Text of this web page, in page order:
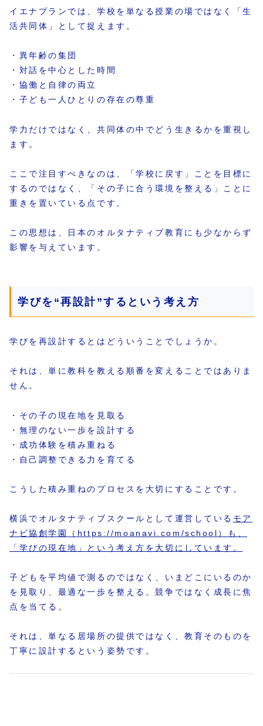
イエナプランでは、学校を単なる授業の場ではなく「生
活共同体」として捉えます。
・異年齢の集団
・対話を中心とした時間
・協働と自律の両立
・子ども一人ひとりの存在の尊重
学力だけではなく、共同体の中でどう生きるかを重視し
ます。
ここで注目すべきなのは、「学校に戻す」ことを目標に
するのではなく、「その子に合う環境を整える」ことに
重きを置いている点です。
この思想は、日本のオルタナティブ教育にも少なからず
影響を与えています。
学びを“再設計”するという考え方
学びを再設計するとはどういうことでしょうか。
それは、単に教科を教える順番を変えることではありま
せん。
・その子の現在地を見取る
・無理のない一歩を設計する
・成功体験を積み重ねる
・自己調整できる力を育てる
こうした積み重ねのプロセスを大切にすることです。
横浜でオルタナティブスクールとして運営している モア
ナビ協創学園（https://moanavi.com/school）も、
「学びの現在地」という考え方を大切にしています。
子どもを平均値で測るのではなく、いまどこにいるのか
を見取り、最適な一歩を整える。競争ではなく成長に焦
点を当てる。
それは、単なる居場所の提供ではなく、教育そのものを
丁寧に設計するという姿勢です。